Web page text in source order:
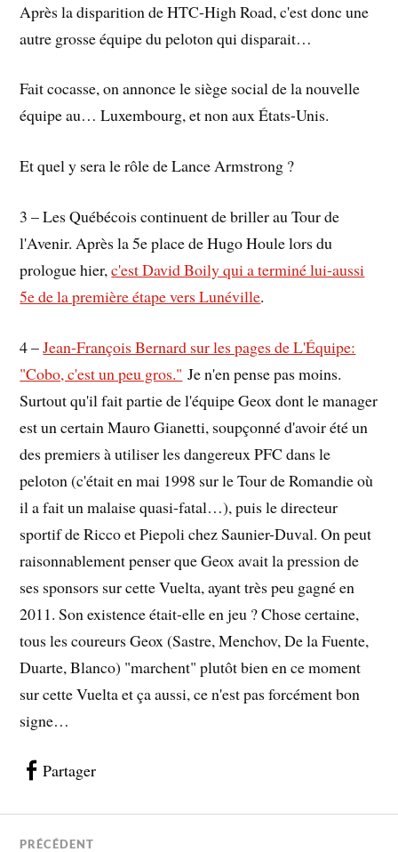
Après la disparition de HTC-High Road, c'est donc une
autre grosse équipe du peloton qui disparait…
Fait cocasse, on annonce le siège social de la nouvelle
équipe au… Luxembourg, et non aux États-Unis.
Et quel y sera le rôle de Lance Armstrong ?
3 – Les Québécois continuent de briller au Tour de
l'Avenir. Après la 5e place de Hugo Houle lors du
prologue hier,c'est David Boily qui a terminé lui-aussi
5e de la première étape vers Lunéville.
4 –Jean-François Bernard sur les pages de L'Équipe:
"Cobo, c'est un peu gros." Je n'en pense pas moins.
Surtout qu'il fait partie de l'équipe Geox dont le manager
est un certain Mauro Gianetti, soupçonné d'avoir été un
des premiers à utiliser les dangereux PFC dans le
peloton (c'était en mai 1998 sur le Tour de Romandie où
il a fait un malaise quasi-fatal…), puis le directeur
sportif de Ricco et Piepoli chez Saunier-Duval. On peut
raisonnablement penser que Geox avait la pression de
ses sponsors sur cette Vuelta, ayant très peu gagné en
2011. Son existence était-elle en jeu ? Chose certaine,
tous les coureurs Geox (Sastre, Menchov, De la Fuente,
Duarte, Blanco) "marchent" plutôt bien en ce moment
sur cette Vuelta et ça aussi, ce n'est pas forcément bon
signe…
Partager
PRÉCÉDENT